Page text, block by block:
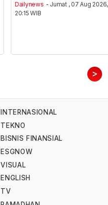
Dailynews - Jumat , 07 Aug 2026,
20:15 WIB
>
INTERNASIONAL
TEKNO
BISNIS FINANSIAL
ESGNOW
VISUAL
ENGLISH
TV